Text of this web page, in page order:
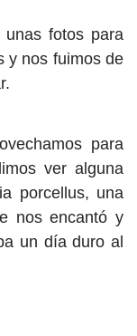
fotos para
y nos fuimos de
para
ver alguna
porcellus, una
nos encantó y
un día duro al